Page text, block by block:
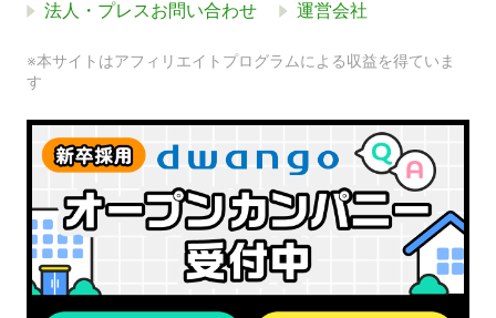
法人・プレスお問い合わせ 運営会社
※本サイトはアフィリエイトプログラムによる収益を得ていま
す